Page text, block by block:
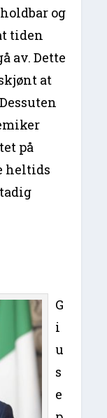
og
tiden
av. Dette
at
på
heltids
G
i
u
s
e